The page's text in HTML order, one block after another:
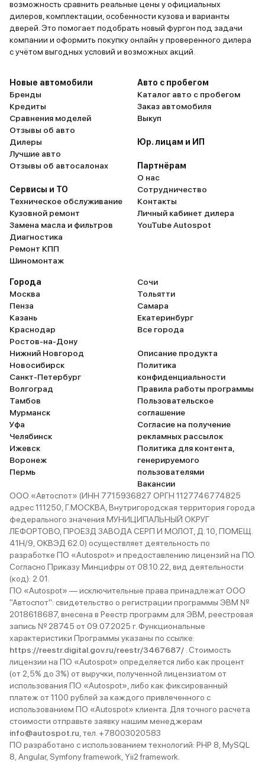
возможность сравнить реальные цены у официальных
дилеров, комплектации, особенности кузова и варианты
дверей. Это помогает подобрать новый фургон под задачи
компании и оформить покупку онлайн у проверенного дилера
с учётом выгодных условий и возможных акций.
Новые автомобили
Бренды
Кредиты
Сравнения моделей
Отзывы об авто
Дилеры
Лучшие авто
Отзывы об автосалонах
Сервисы и ТО
Техническое обслуживание
Кузовной ремонт
Замена масла и фильтров
Диагностика
Ремонт КПП
Шиномонтаж
Авто с пробегом
Каталог авто с пробегом
Заказ автомобиля
Выкуп
Юр. лицам и ИП
Партнёрам
О нас
Сотрудничество
Контакты
Личный кабинет дилера
YouTube Autospot
Города
Москва
Пенза
Казань
Краснодар
Ростов-на-Дону
Нижний Новгород
Новосибирск
Санкт-Петербург
Волгоград
Тамбов
Мурманск
Уфа
Челябинск
Ижевск
Воронеж
Пермь
Сочи
Тольятти
Самара
Екатеринбург
Все города
Описание продукта
Политика
конфиденциальности
Правила работы программы
Пользовательское
соглашение
Согласие на получение
рекламных рассылок
Политика для контента,
генерируемого
пользователями
Вакансии
ООО «Автоспот» (ИНН 7715936827 ОРГН 1127746774825
адрес 111250, Г.МОСКВА, Внутригородская территория города
федерального значения МУНИЦИПАЛЬНЫЙ ОКРУГ
ЛЕФОРТОВО, ПРОЕЗД ЗАВОДА СЕРП И МОЛОТ, Д. 10, ПОМЕЩ.
41Н/9, ОКВЭД 62.0) осуществляет деятельность по
разработке ПО «Autospot» и предоставлению лицензий на ПО.
Согласно Приказу Минцифры от 08.10.22, вид деятельности
(код): 2.01.
ПО «Autospot» — исключительные права принадлежат ООО
"Автоспот": свидетельство о регистрации программы ЭВМ №
2018618687, внесена в Реестр программ для ЭВМ, реестровая
запись № 28745 от 09.07.2025 г. Функциональные
характеристики Программы указаны по ссылке:
https://reestr.digital.gov.ru/reestr/3467687/ . Стоимость
лицензии на ПО «Autospot» определяется либо как процент
(от 2,5% до 3%) от выручки, полученной лицензиатом от
использования ПО «Autospot», либо как фиксированный
платеж от 1100 рублей за каждого привлеченного с
использованием ПО «Autospot» клиента. Для точного расчета
стоимости отправьте заявку нашим менеджерам
info@autospot.ru , тел. +78003020583
ПО разработано с использованием технологий: PHP 8, MySQL
8, Angular, Symfony framework, Yii2 framework.